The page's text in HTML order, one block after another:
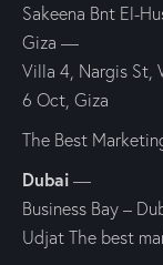
Sakeena Bnt El-
Giza —
Villa 4, Nargis St,
6 Oct, Giza
The Best
Dubai —
Business Bay –
Udjat The best